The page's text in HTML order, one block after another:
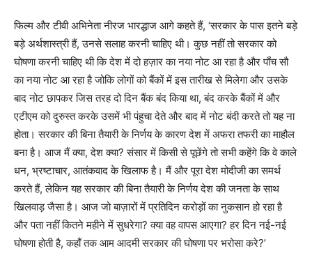
फिल्म और टीवी अभिनेता नीरज भारद्धाज आगे कहते हैं, ‘सरकार के पास इतने बड़े
बड़े अर्थशास्‍त्री हैं, उनसे सलाह करनी चाहिए थी। कुछ नहीं तो सरकार को
घोषणा करनी चाहिए थी कि देश में दो हज़ार का नया नोट आ रहा है और पाँच सौ
का नया नोट आ रहा है जोकि लोगों को बैंकों में इस तारीख से मिलेगा और उसके
बाद नोट छापकर जिस तरह दो दिन बैंक बंद किया था, बंद करके बैंकों में और
एटीएम को दुरुस्त करके उसमें भी पंहुचा देते और बाद में नोट बंदी करते तो यह ना
होता। सरकार की बिना तैयारी के निर्णय के कारण देश में अफरा तफरी का माहौल
बना है। आज मैं क्या, देश क्या? संसार में किसी से पूछेंगे तो सभी कहेंगे कि वे काले
धन, भ्रष्टाचार, आतंकवाद के खिलाफ है। मैं और पूरा देश मोदीजी का समर्थ
करते हैं, लेकिन यह सरकार की बिना तैयारी के निर्णय देश की जनता के साथ
खिलवाड़ जैसा है। आज जो बाज़ारों में प्रतिदिन करोड़ों का नुकसान हो रहा है
और पता नहीं कितने महीने में सुधरेगा? क्या वह वापस आएगा? हर दिन नई-नई
घोषणा होती है, कहाँ तक आम आदमी सरकार की घोषणा पर भरोसा करे?’